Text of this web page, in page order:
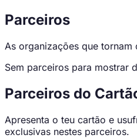
Parceiros
As organizações que
Sem parceiros para mostrar
Parceiros do
Apresenta o teu cartão e
exclusivas nestes parceiros.